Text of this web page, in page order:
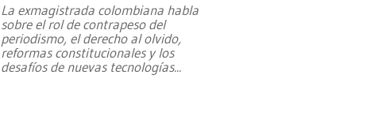
La exmagistrada colombiana habla
sobre el rol de contrapeso del
periodismo, el derecho al olvido,
reformas constitucionales y los
desafíos de nuevas tecnologías...